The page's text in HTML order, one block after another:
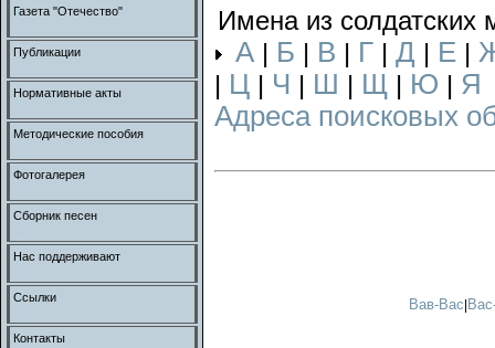
Имена из солдатских
А | Б | В | Г | Д | Е |
| Ц | Ч | Ш | Щ | Ю | Я
Адреса поисковых
Вав-Вас
Газета "Отечество"
Публикации
Нормативные акты
Методические пособия
Фотогалерея
Сборник песен
Нас поддерживают
Ссылки
Контакты